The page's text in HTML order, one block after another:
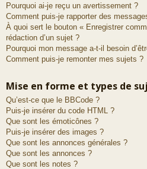
Pourquoi ai-je reçu un avertissement ?
Comment puis-je rapporter des
À quoi sert le bouton « Enregistrer
rédaction d’un sujet ?
Pourquoi mon message a-t-il besoin
Comment puis-je remonter mes sujets ?
Mise en forme et types de
Qu’est-ce que le BBCode ?
Puis-je insérer du code HTML ?
Que sont les émoticônes ?
Puis-je insérer des images ?
Que sont les annonces générales ?
Que sont les annonces ?
Que sont les notes ?